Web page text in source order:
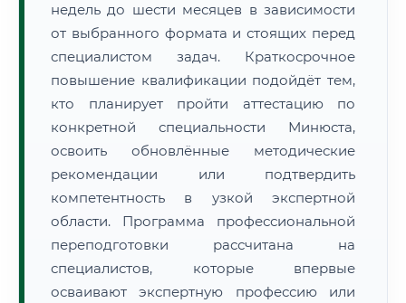
недель до шести месяцев в зависимости
от выбранного формата и стоящих перед
специалистом задач. Краткосрочное
повышение квалификации подойдёт тем,
кто планирует пройти аттестацию по
конкретной специальности Минюста,
освоить обновлённые методические
рекомендации или подтвердить
компетентность в узкой экспертной
области. Программа профессиональной
переподготовки рассчитана на
специалистов, которые впервые
осваивают экспертную профессию или